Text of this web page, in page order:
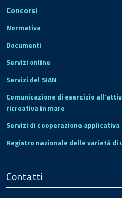
Concorsi
Normativa
Documenti
Servizi online
Servizi del SIAN
Comunicazione di esercizio
ricreativa in mare
Servizi di cooperazione applicativa
Registro nazionale delle varietà di
Contatti